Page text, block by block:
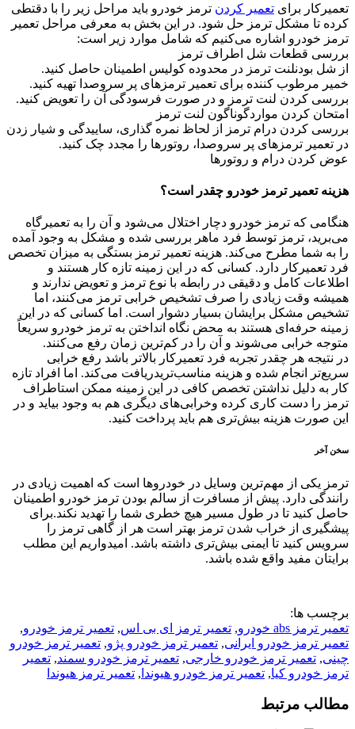
تعمیرکار برای تعمیر کردن ترمز خودرو باید مراحل زیر را با دقتطی
کرده تا مشکل ترمز حل شود. در این بخش به معرفی مراحل تعمیر
ترمز خودرو اشاره می‌کنیم که شامل موارد زیر است:
بررسی قطعات شل اطراف ترمز
از شل بودنلنت ترمز در محدوده کولیس اطمینان حاصل کنید.
خمیر مرطوب کننده برای تعمیر ترمزهای پر سروصدا تهیه کنید.
بررسی کردن لنت ترمز و در صورت فرسودگی آن را تعویض کنید.
امتحان کردن مواردگوناگون لنت ترمز
بررسی کردن درام ترمز از لحاظ نمره گذاری، ساییدگی و شیار زدن
در تعمیر ترمزهای پر سروصدا، روتورها را مجدد چک کنید.
عوض کردن درام و روتورها
هزینه تعمیر ترمز خودرو چقدر است؟
هنگامی که ترمز خودرو دچار اختلال می‌شود و آن را به تعمیرگاه
می‌برید، ترمز توسط فرد ماهر بررسی شده و مشکل به وجود آمده
را به شما مطرح می‌کند. هزینه تعمیر ترمز بستگی به میزان تخصص
فرد تعمیرکار دارد. کسانی که در این زمینه تازه کار هستند و
اطلاعات کامل و دقیقی در رابطه با نوع ترمز و تعویض ندارند و
همیشه وقت زیادی را صرف تشخیص خرابی ترمز می‌کنند، اما
تشخیص مشکل برایشان بسیار دشوار است. اما کسانی که در این
زمینه حرفه‌ای هستند به محض نگاه انداختن به ترمز خودرو سریعاً
متوجه خرابی می‌شوند و آن را در کم‌ترین زمان رفع می‌کنند.
در نتیجه هر چقدر تجربه فرد تعمیرکار بالاتر باشد رفع خرابی
سریع‌تر انجام شده و هزینه مناسب‌تریدریافت می‌کند. اما افراد تازه
کار به دلیل نداشتن تخصص کافی در این زمینه ممکن استاطراف
ترمز را دست کاری کرده وخرابی‌های دیگری هم به وجود بیاید و در
این صورت هزینه بیش‌تری هم باید پرداخت کنید.
سخن آخر
ترمز یکی از مهم‌ترین وسایل در خودروها است که اهمیت زیادی در
رانندگی دارد. پیش از مسافرت از سالم بودن ترمز خودرو اطمینان
حاصل کنید تا در طول مسیر هیچ خطری شما را تهدید نکند.برای
پیشگیری از خراب شدن ترمز بهتر است هر از گاهی ترمز را
سرویس کنید تا ایمنی بیش‌تری داشته باشد. امیدواریم این مطلب
برایتان مفید واقع شده باشد.
برچسب ها:
تعمیر ترمز abs خودرو
, تعمیر ترمز ای بی اس, تعمیر ترمز خودرو,
تعمیر ترمز خودرو ایرانی, تعمیر ترمز خودرو پژو, تعمیر ترمز خودرو
چینی, تعمیر ترمز خودرو خارجی, تعمیر ترمز خودرو سمند, تعمیر
ترمز خودرو کیا, تعمیر ترمز خودرو هیوندا , تعمیر ترمز هیوندا
مطالب مرتبط